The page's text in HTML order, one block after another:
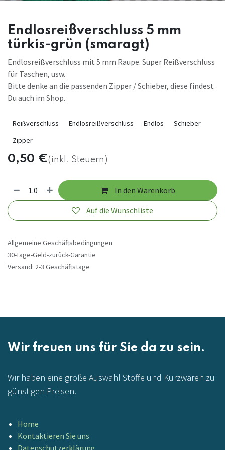
Endlosreißverschluss 5 mm
türkis-grün (smaragt)
Endlosreißverschluss mit 5 mm Raupe. Super Reißverschluss
für Taschen, usw.
Bitte denke an die passenden Zipper / Schieber, diese findest
Du auch im Shop.
Reißverschluss Endlosreißverschluss Endlos
Schieber
Zipper
0,50 €(inkl. Steuern)
In den Warenkorb
Auf die Wunschliste
Allgemeine Geschäftsbedingungen
30-Tage-Geld-zurück-Garantie
Versand: 2-3 Geschäftstage
Wir freuen uns für Sie da zu sein.
Wir haben eine große Auswahl Stoffe und Kurzwaren zu
günstigen Preisen.
Home
Kontaktieren Sie uns
Datenschutzerklärung